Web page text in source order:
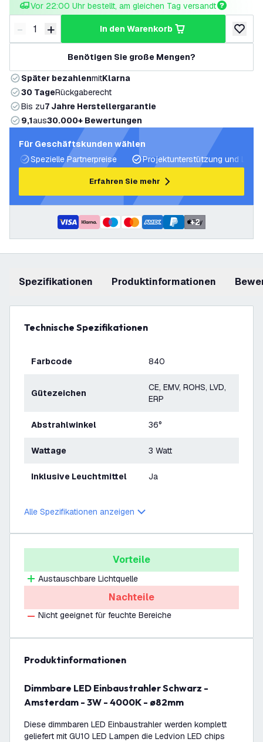
Vor 22:00 Uhr bestellt, am gleichen Tag versandt
Menge verringern
- Menge erhöhen
+ in den Warenkorb
zur
Benötigen Sie große Mengen?
Später bezahlenmitKlarna
30 TageRückgaberecht
Bis zu7 Jahre Herstellergarantie
9,1aus30.000+ Bewertungen
Für Geschäftskunden wählen
Spezielle Partnerpreise
Projektunterstützung und
Erfahren Sie mehr
+2
Spezifikationen Produktinformationen
Technische Spezifikationen
Farbcode 840
Gütezeichen
CE, EMV, ROHS, LVD,
ERP
Abstrahlwinkel 36°
Wattage 3 Watt
Inklusive Leuchtmittel Ja
Alle Spezifikationen anzeigen
Vorteile
Austauschbare Lichtquelle
Nachteile
Nicht geeignet für feuchte Bereiche
Produktinformationen
Dimmbare LED Einbaustrahler Schwarz -
Amsterdam - 3W - 4000K - ø82mm
Diese dimmbaren LED Einbaustrahler werden komplett
geliefert mit GU10 LED Lampen die Ledvion LED chips